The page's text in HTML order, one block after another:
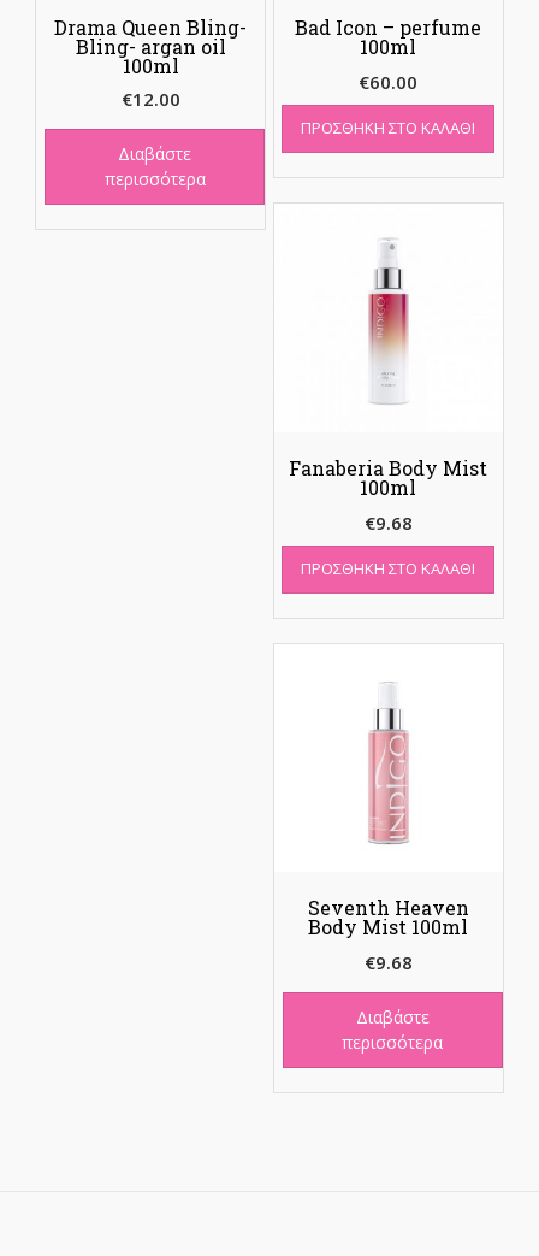
Drama Queen Bling-
Bling- argan oil
100ml
€12.00
Διαβάστε
περισσότερα
Bad Icon – perfume
100ml
€60.00
ΠΡΟΣΘΉΚΗ ΣΤΟ ΚΑΛΆΘΙ
Fanaberia Body Mist
100ml
€9.68
ΠΡΟΣΘΉΚΗ ΣΤΟ ΚΑΛΆΘΙ
Seventh Heaven
Body Mist 100ml
€9.68
Διαβάστε
περισσότερα